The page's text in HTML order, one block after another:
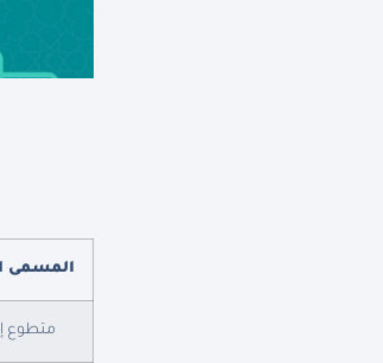
المسمى
متطوع